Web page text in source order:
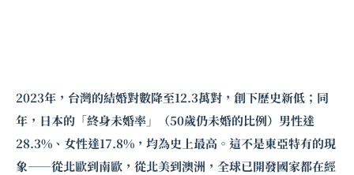
2023年，台灣的結婚對數降至12.3萬對，創下歷史新低；同
年，日本的「終身未婚率」（50歲仍未婚的比例）男性達
28.3%、女性達17.8%，均為史上最高。這不是東亞特有的現
象——從北歐到南歐，從北美到澳洲，全球已開發國家都在經